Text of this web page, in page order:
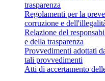
trasparenza
Regolamenti per la
corruzione e
Relazione del
e della trasparenza
Provvedimenti adottati
tali provvedimenti
Atti di accertamento